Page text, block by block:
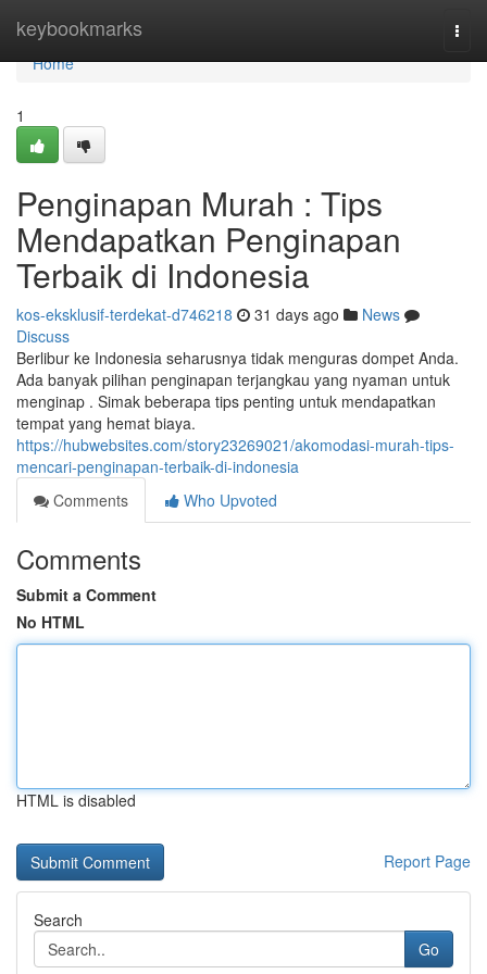
keybookmarks
Home
Home
1
Penginapan Murah : Tips
Mendapatkan Penginapan
Terbaik di Indonesia
kos-eksklusif-terdekat-d746218 31 days ago
News
Discuss
Berlibur ke Indonesia seharusnya tidak menguras dompet Anda.
Ada banyak pilihan penginapan terjangkau yang nyaman untuk
menginap . Simak beberapa tips penting untuk mendapatkan
tempat yang hemat biaya.
https://hubwebsites.com/story23269021/akomodasi-murah-tips-
mencari-penginapan-terbaik-di-indonesia
Comments
Who Upvoted
Comments
Submit a Comment
No HTML
HTML is disabled
Report Page
Search
Go